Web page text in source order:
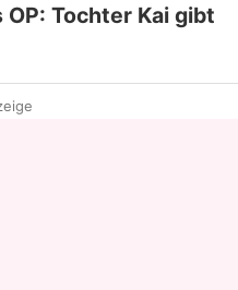
OP: Tochter Kai gibt